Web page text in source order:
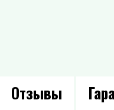
Отзывы